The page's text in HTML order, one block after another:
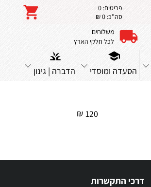
פריטים: 0
סה"כ: 0 ₪
משלוחים
לכל חלקי הארץ
הסעדה ומוסדי הדברה | גינון
120
₪
דרכי התקשרות